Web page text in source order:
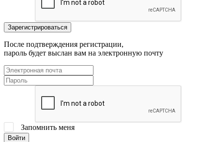
После подтверждения регистрации,
пароль будет выслан вам на электронную почту
Запомнить меня